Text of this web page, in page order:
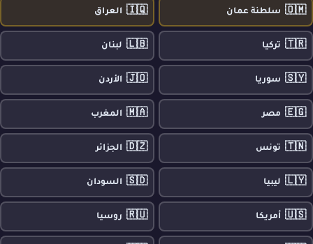
🇴🇲 سلطنة عمان 🇮🇶 العراق
🇹🇷 تركيا 🇱🇧 لبنان
🇸🇾 سوريا 🇯🇴 الأردن
🇪🇬 مصر 🇲🇦 المغرب
🇹🇳 تونس 🇩🇿 الجزائر
🇱🇾 ليبيا 🇸🇩 السودان
🇺🇸 أمريكا 🇷🇺 روسيا